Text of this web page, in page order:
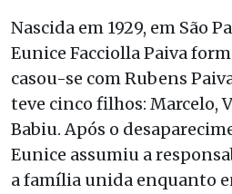
Nascida em 1929, em São
Eunice Facciolla Paiva
casou-se com Rubens
teve cinco filhos: Marcelo,
Babiu. Após o
Eunice assumiu a
a família unida enquanto